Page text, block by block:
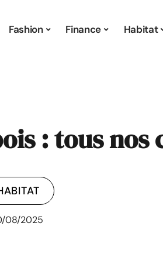
Fashion Finance Habitat
: tous nos
08/2025